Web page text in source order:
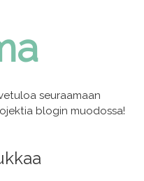
seuraamaan
blogin muodossa!